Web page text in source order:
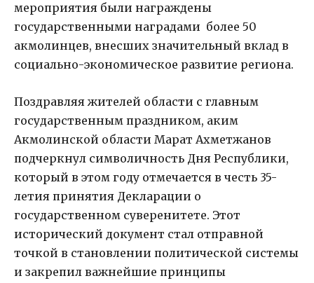
мероприятия были награждены
государственными наградами более 50
акмолинцев, внесших значительный вклад в
социально-экономическое развитие региона.
Поздравляя жителей области с главным
государственным праздником, аким
Акмолинской области Марат Ахметжанов
подчеркнул символичность Дня Республики,
который в этом году отмечается в честь 35-
летия принятия Декларации о
государственном суверенитете. Этот
исторический документ стал отправной
точкой в становлении политической системы
и закрепил важнейшие принципы